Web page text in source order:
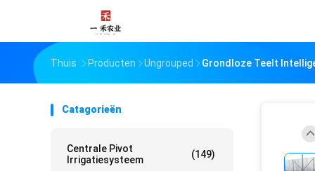
Thuis Producten Ungrouped Grondloze Teelt
Catagorieën
Centrale Pivot
Irrigatiesysteem
(149)